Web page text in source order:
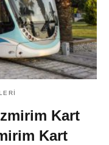
Kart
Kart